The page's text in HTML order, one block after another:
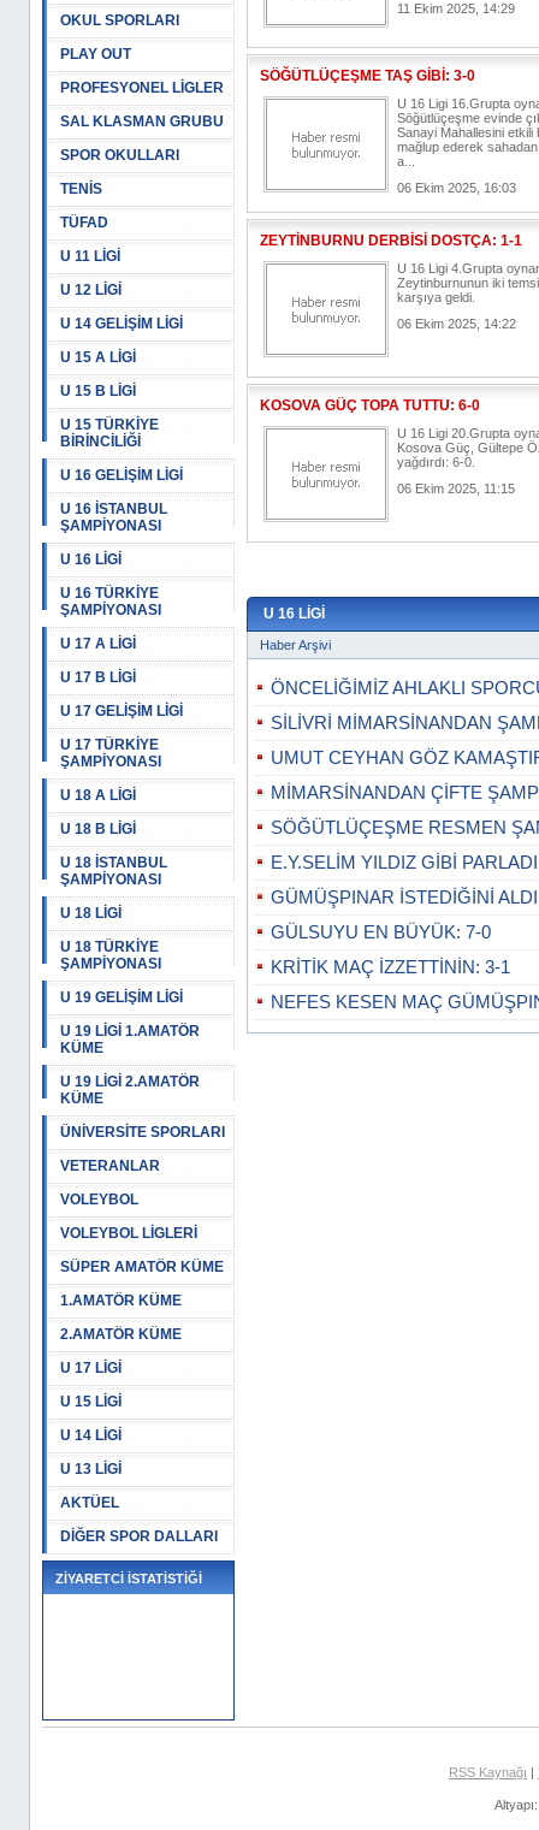
OKUL SPORLARI
PLAY OUT
PROFESYONEL LİGLER
SAL KLASMAN GRUBU
SPOR OKULLARI
TENİS
TÜFAD
U 11 LİGİ
U 12 LİGİ
U 14 GELİŞİM LİGİ
U 15 A LİGİ
U 15 B LİGİ
U 15 TÜRKİYE
BİRİNCİLİĞİ
U 16 GELİŞİM LİGİ
U 16 İSTANBUL
ŞAMPİYONASI
U 16 LİGİ
U 16 TÜRKİYE
ŞAMPİYONASI
U 17 A LİGİ
U 17 B LİGİ
U 17 GELİŞİM LİGİ
U 17 TÜRKİYE
ŞAMPİYONASI
U 18 A LİGİ
U 18 B LİGİ
U 18 İSTANBUL
ŞAMPİYONASI
U 18 LİGİ
U 18 TÜRKİYE
ŞAMPİYONASI
U 19 GELİŞİM LİGİ
U 19 LİGİ 1.AMATÖR
KÜME
U 19 LİGİ 2.AMATÖR
KÜME
ÜNİVERSİTE SPORLARI
VETERANLAR
VOLEYBOL
VOLEYBOL LİGLERİ
SÜPER AMATÖR KÜME
1.AMATÖR KÜME
2.AMATÖR KÜME
U 17 LİGİ
U 15 LİGİ
U 14 LİGİ
U 13 LİGİ
AKTÜEL
DİĞER SPOR DALLARI
ZİYARETCİ İSTATİSTİĞİ
11 Ekim 2025, 14:29
SÖĞÜTLÜÇEŞME TAŞ GİBİ: 3-0
U 16 Ligi 16.Grupta
Söğütlüçeşme evinde
Sanayi Mahallesini etkili
mağlup ederek
a...
06 Ekim 2025, 16:03
ZEYTİNBURNU DERBİSİ DOSTÇA: 1-1
U 16 Ligi 4.Grupta
Zeytinburnunun iki
karşıya geldi.
06 Ekim 2025, 14:22
KOSOVA GÜÇ TOPA TUTTU: 6-0
U 16 Ligi 20.Grupta
Kosova Güç, Gültepe
yağdırdı: 6-0.
06 Ekim 2025, 11:15
U 16 LİGİ
Haber Arşivi
ÖNCELİĞİMİZ AHLAKLI
SİLİVRİ MİMARSİNANDAN
UMUT CEYHAN GÖZ
MİMARSİNANDAN ÇİFTE
SÖĞÜTLÜÇEŞME RESMEN
E.Y.SELİM YILDIZ GİBİ
GÜMÜŞPINAR İSTEDİĞİNİ
GÜLSUYU EN BÜYÜK: 7-0
KRİTİK MAÇ İZZETTİNİN: 3-1
NEFES KESEN MAÇ
RSS Kaynağı |